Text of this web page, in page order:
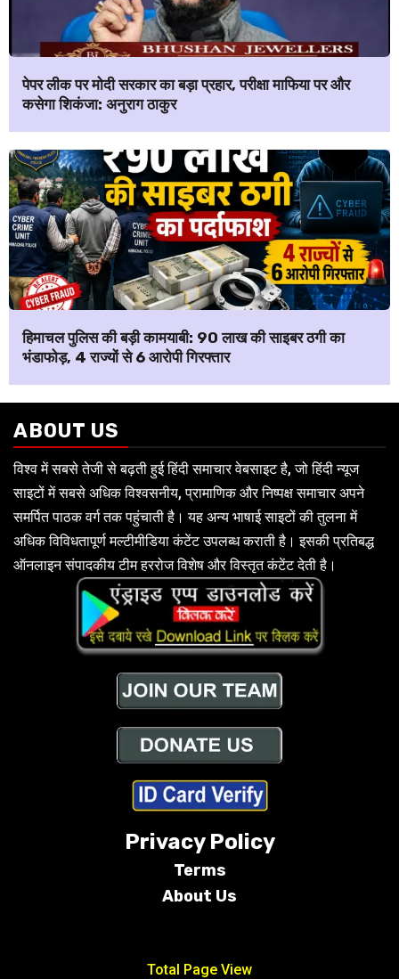
पेपर लीक पर मोदी सरकार का बड़ा प्रहार, परीक्षा माफिया पर और
कसेगा शिकंजा: अनुराग ठाकुर
हिमाचल पुलिस की बड़ी कामयाबी: ₹90 लाख की साइबर ठगी का
भंडाफोड़, 4 राज्यों से 6 आरोपी गिरफ्तार
ABOUT US
विश्व में सबसे तेजी से बढ़ती हुई हिंदी समाचार वेबसाइट है, जो हिंदी न्यूज
साइटों में सबसे अधिक विश्वसनीय, प्रामाणिक और निष्पक्ष समाचार अपने
समर्पित पाठक वर्ग तक पहुंचाती है। यह अन्य भाषाई साइटों की तुलना में
अधिक विविधतापूर्ण मल्टीमीडिया कंटेंट उपलब्ध कराती है। इसकी प्रतिबद्ध
ऑनलाइन संपादकीय टीम हररोज विशेष और विस्तृत कंटेंट देती है।
Privacy Policy
Terms
About Us
Total Page View